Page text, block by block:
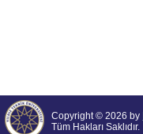
Copyright © 2026 by
Tüm Hakları Saklıdır.